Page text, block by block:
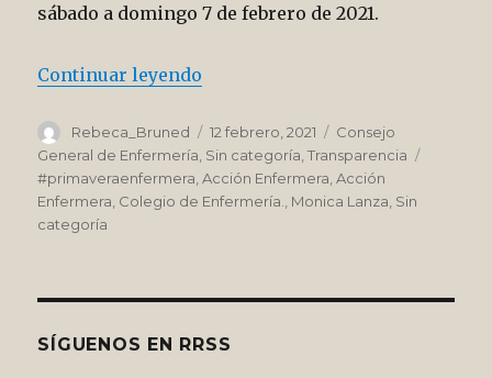
sábado a domingo 7 de febrero de 2021.
Continuar leyendo
Autor
Rebeca_Bruned
Publicado
el
12 febrero, 2021 Categorías
Consejo
General de Enfermería Sin categoría ,Transparencia
#primaveraenfermera ,Acción Enfermera ,Acción
Enfermera Colegio de Enfermería. Monica Lanza Sin
categoría
SÍGUENOS EN RRSS